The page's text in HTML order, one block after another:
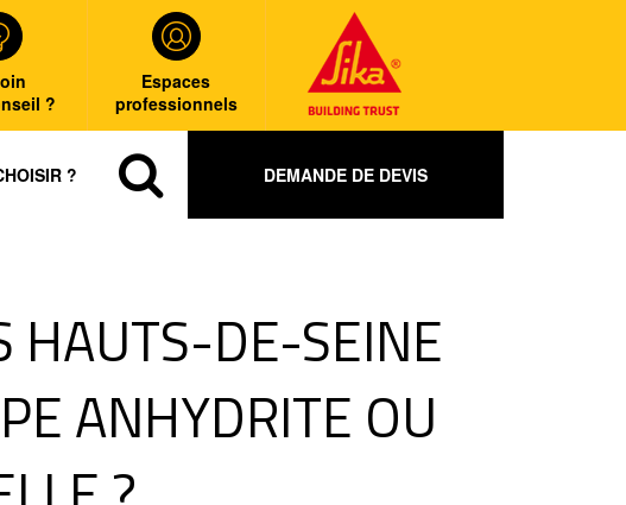
?
Espaces
professionnels
? DEMANDE DE DEVIS
HAUTS-DE-SEINE
ANHYDRITE OU